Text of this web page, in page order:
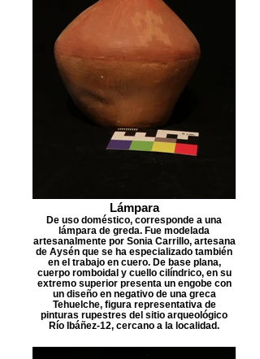
Lámpara
De uso doméstico, corresponde a una
lámpara de greda. Fue modelada
artesanalmente por Sonia Carrillo, artesana
de Aysén que se ha especializado también
en el trabajo en cuero. De base plana,
cuerpo romboidal y cuello cilíndrico, en su
extremo superior presenta un engobe con
un diseño en negativo de una greca
Tehuelche, figura representativa de
pinturas rupestres del sitio arqueológico
Río Ibáñez-12, cercano a la localidad.